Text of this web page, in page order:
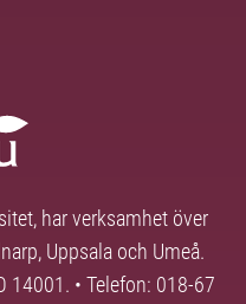
har verksamhet över
Uppsala och Umeå.
14001. • Telefon: 018-67